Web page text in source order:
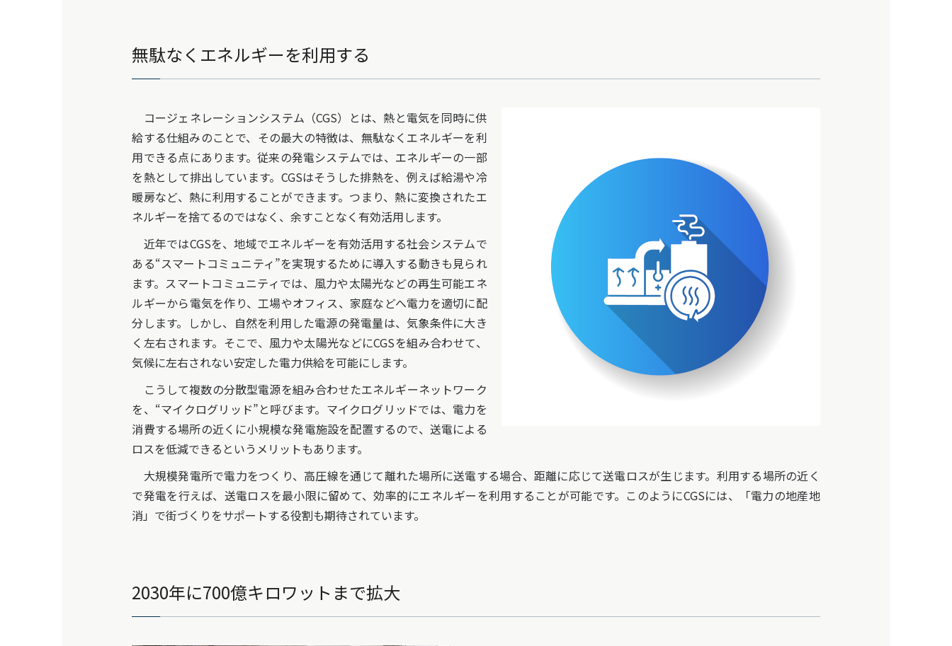
無駄なくエネルギーを利用する
コージェネレーションシステム（CGS）とは、熱と電気を同時に供
給する仕組みのことで、その最大の特徴は、無駄なくエネルギーを利
用できる点にあります。従来の発電システムでは、エネルギーの一部
を熱として排出しています。CGSはそうした排熱を、例えば給湯や冷
暖房など、熱に利用することができます。つまり、熱に変換されたエ
ネルギーを捨てるのではなく、余すことなく有効活用します。
近年ではCGSを、地域でエネルギーを有効活用する社会システムで
ある“スマートコミュニティ”を実現するために導入する動きも見られ
ます。スマートコミュニティでは、風力や太陽光などの再生可能エネ
ルギーから電気を作り、工場やオフィス、家庭などへ電力を適切に配
分します。しかし、自然を利用した電源の発電量は、気象条件に大き
く左右されます。そこで、風力や太陽光などにCGSを組み合わせて、
気候に左右されない安定した電力供給を可能にします。
こうして複数の分散型電源を組み合わせたエネルギーネットワーク
を、“マイクログリッド”と呼びます。マイクログリッドでは、電力を
消費する場所の近くに小規模な発電施設を配置するので、送電による
ロスを低減できるというメリットもあります。
大規模発電所で電力をつくり、高圧線を通じて離れた場所に送電する場合、距離に応じて送電ロスが生じます。利用する場所の近く
で発電を行えば、送電ロスを最小限に留めて、効率的にエネルギーを利用することが可能です。このようにCGSには、「電力の地産地
消」で街づくりをサポートする役割も期待されています。
2030年に700億キロワットまで拡大